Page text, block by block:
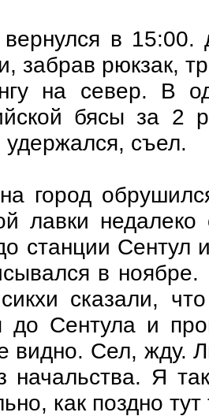
в
забрав рюкзак,
на север. В
бясы за 2
удержался, съел.
город
лавки
станции Сентул
в
сказали,
до Сентула и
видно. Сел, жду.
начальства. Я
как поздно